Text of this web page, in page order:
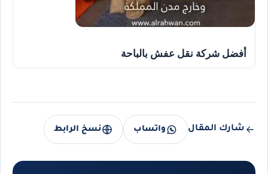
أفضل شركة نقل عفش بالباحة
شارك المقال واتساب نسخ الرابط